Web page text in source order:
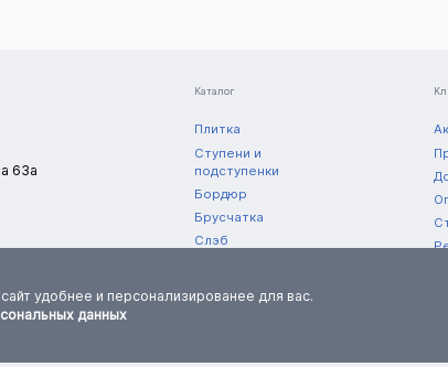
63а
Каталог
Плитка
Ступени и
подступенки
Бордюр
Брусчатка
Слэб
удобнее и персонализированее для вас.
данных